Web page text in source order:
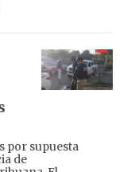
por supuesta
de